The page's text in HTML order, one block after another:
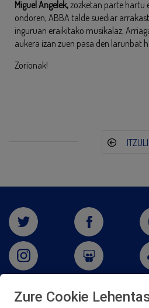
Miguel Angelek,zozketan parte hartu
ondoren, ABBA talde suediar
inguruan eraikitako musikalaz,
aukera izan zuen pasa den larunbat
Zorionak!
ITZULI
Zure Cookie